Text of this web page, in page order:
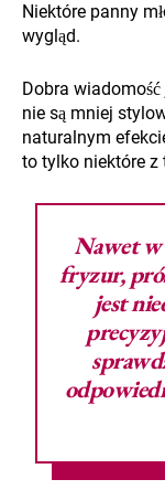
Niektóre panny
wygląd.
Dobra
nie są mniej
naturalnym
to tylko niektóre
Nawet
fryzur,
jest